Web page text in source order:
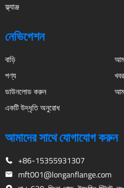
ফ্ল্যাঞ্জ
নেভিগেশন
বাড়ি
পণ্য
খবর
ডাউনলোড করুন
একটি উদ্ধৃতি অনুরোধ
আমাদের সাথে যোগাযোগ করুন
+86-15355931307
mft001@longanflange.com